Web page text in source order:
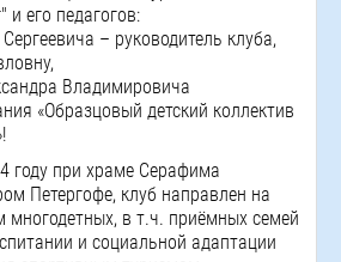
и его педагогов:
– руководитель клуба,
Владимировича
«Образцовый детский коллектив
году при храме Серафима
Петергофе, клуб направлен на
многодетных, в т.ч. приёмных семей
и социальной адаптации